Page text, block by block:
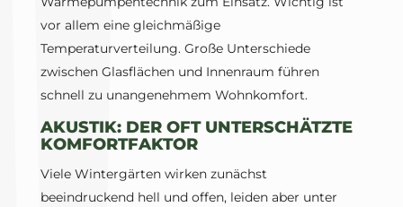
vor allem eine gleichmäßige
Temperaturverteilung. Große Unterschiede
zwischen Glasflächen und Innenraum führen
schnell zu unangenehmem Wohnkomfort.
AKUSTIK: DER OFT UNTERSCHÄTZTE
KOMFORTFAKTOR
Viele Wintergärten wirken zunächst
beeindruckend hell und offen, leiden aber unter